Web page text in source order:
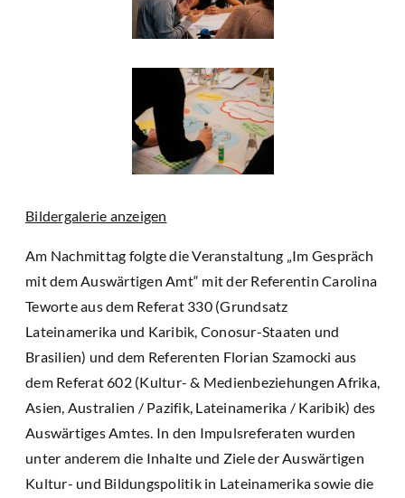
Bildergalerie anzeigen
Am Nachmittag folgte die Veranstaltung „Im Gespräch
mit dem Auswärtigen Amt“ mit der Referentin Carolina
Teworte aus dem Referat 330 (Grundsatz
Lateinamerika und Karibik, Conosur-Staaten und
Brasilien) und dem Referenten Florian Szamocki aus
dem Referat 602 (Kultur- & Medienbeziehungen Afrika,
Asien, Australien / Pazifik, Lateinamerika / Karibik) des
Auswärtiges Amtes. In den Impulsreferaten wurden
unter anderem die Inhalte und Ziele der Auswärtigen
Kultur- und Bildungspolitik in Lateinamerika sowie die